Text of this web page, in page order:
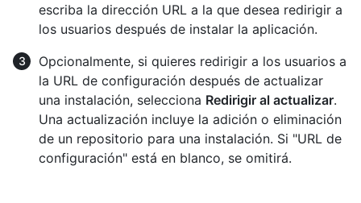
escriba la dirección URL a la que desea redirigir a
los usuarios después de instalar la aplicación.
Opcionalmente, si quieres redirigir a los usuarios a
la URL de configuración después de actualizar
una instalación, selecciona Redirigir al actualizar.
Una actualización incluye la adición o eliminación
de un repositorio para una instalación. Si "URL de
configuración" está en blanco, se omitirá.